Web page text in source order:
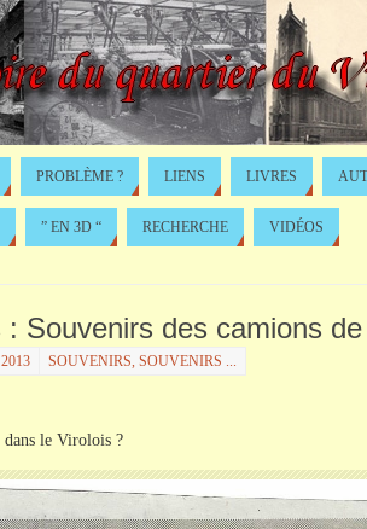
PROBLÈME ? LIENS LIVRES
” EN 3D “ RECHERCHE VIDÉOS
Souvenirs des camions
SOUVENIRS, SOUVENIRS ...
dans le Virolois ?